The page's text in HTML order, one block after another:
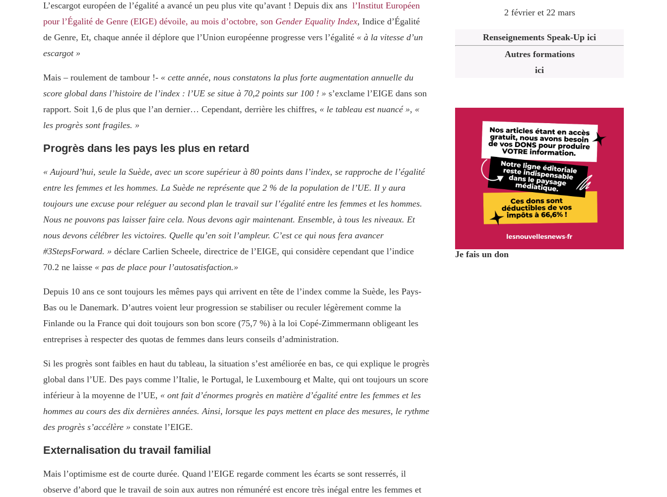
L’escargot européen de l’égalité a avancé un peu plus vite qu’avant ! Depuis dix ans l’Institut Européen
pour l’Égalité de Genre (EIGE) dévoile, au mois d’octobre, son Gender Equality Index, Indice d’Égalité
de Genre, Et, chaque année il déplore que l’Union européenne progresse vers l’égalité « à la vitesse d’un
escargot »
Mais – roulement de tambour !- « cette année, nous constatons la plus forte augmentation annuelle du
score global dans l’histoire de l’index : l’UE se situe à 70,2 points sur 100 ! » s’exclame l’EIGE dans son
rapport. Soit 1,6 de plus que l’an dernier… Cependant, derrière les chiffres, « le tableau est nuancé », «
les progrès sont fragiles. »
Progrès dans les pays les plus en retard
« Aujourd’hui, seule la Suède, avec un score supérieur à 80 points dans l’index, se rapproche de l’égalité
entre les femmes et les hommes. La Suède ne représente que 2 % de la population de l’UE. Il y aura
toujours une excuse pour reléguer au second plan le travail sur l’égalité entre les femmes et les hommes.
Nous ne pouvons pas laisser faire cela. Nous devons agir maintenant. Ensemble, à tous les niveaux. Et
nous devons célébrer les victoires. Quelle qu’en soit l’ampleur. C’est ce qui nous fera avancer
#3StepsForward. » déclare Carlien Scheele, directrice de l’EIGE, qui considère cependant que l’indice
70.2 ne laisse « pas de place pour l’autosatisfaction.»
Depuis 10 ans ce sont toujours les mêmes pays qui arrivent en tête de l’index comme la Suède, les Pays-
Bas ou le Danemark. D’autres voient leur progression se stabiliser ou reculer légèrement comme la
Finlande ou la France qui doit toujours son bon score (75,7 %) à la loi Copé-Zimmermann obligeant les
entreprises à respecter des quotas de femmes dans leurs conseils d’administration.
Si les progrès sont faibles en haut du tableau, la situation s’est améliorée en bas, ce qui explique le progrès
global dans l’UE. Des pays comme l’Italie, le Portugal, le Luxembourg et Malte, qui ont toujours un score
inférieur à la moyenne de l’UE, « ont fait d’énormes progrès en matière d’égalité entre les femmes et les
hommes au cours des dix dernières années. Ainsi, lorsque les pays mettent en place des mesures, le rythme
des progrès s’accélère » constate l’EIGE.
Externalisation du travail familial
Mais l’optimisme est de courte durée. Quand l’EIGE regarde comment les écarts se sont resserrés, il
observe d’abord que le travail de soin aux autres non rémunéré est encore très inégal entre les femmes et
2 février et 22 mars
Renseignements Speak-Up ici
Autres formations
ici
Je fais un don